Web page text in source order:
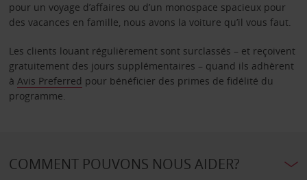
pour un voyage d’affaires ou d’un monospace spacieux pour
des vacances en famille, nous avons la voiture qu’il vous faut.
Les clients louant régulièrement sont surclassés – et reçoivent
gratuitement des jours supplémentaires – quand ils adhèrent
à Avis Preferred pour bénéficier des primes de fidélité du
programme.
COMMENT POUVONS NOUS AIDER?